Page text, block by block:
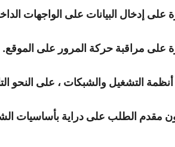
على إدخال البيانات على الواجهات
على مراقبة حركة المرور على الموقع.
مقدم الطلب على دراية بأساسيات